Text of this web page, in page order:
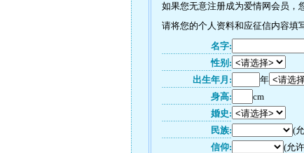
如果您无意注册成为爱情网会员，
请将您的个人资料和应征信内容填
名字:
性别:
出生年月:
年
身高:
cm
婚史:
民族:
(
信仰:
(允